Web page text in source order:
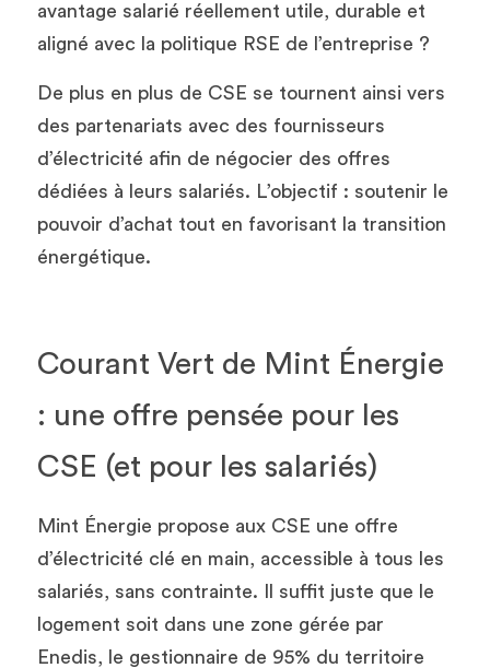
avantage salarié réellement utile, durable et
aligné avec la politique RSE de l’entreprise ?
De plus en plus de CSE se tournent ainsi vers
des partenariats avec des fournisseurs
d’électricité afin de négocier des offres
dédiées à leurs salariés. L’objectif : soutenir le
pouvoir d’achat tout en favorisant la transition
énergétique.
Courant Vert de Mint Énergie
: une offre pensée pour les
CSE (et pour les salariés)
Mint Énergie propose aux CSE une offre
d’électricité clé en main, accessible à tous les
salariés, sans contrainte. Il suffit juste que le
logement soit dans une zone gérée par
Enedis, le gestionnaire de 95% du territoire